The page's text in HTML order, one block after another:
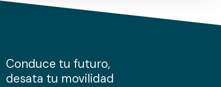
de cookies.
información sobre el uso que haga del sitio web con
nuestros partners de redes sociales, publicidad y análisis
Conduce tu futuro,
desata tu movilidad